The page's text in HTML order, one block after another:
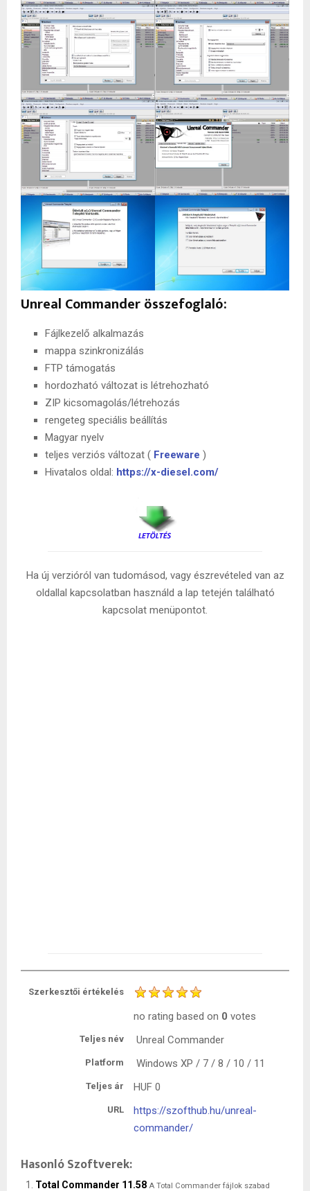
Unreal Commander összefoglaló:
Fájlkezelő alkalmazás
mappa szinkronizálás
FTP támogatás
hordozható változat is létrehozható
ZIP kicsomagolás/létrehozás
rengeteg speciális beállítás
Magyar nyelv
teljes verziós változat ( Freeware )
Hivatalos oldal: https://x-diesel.com/
Ha új verzióról van tudomásod, vagy észrevételed van az
oldallal kapcsolatban használd a lap tetején található
kapcsolat menüpontot.
Szerkesztői értékelés
no rating based on 0 votes
Teljes név Unreal Commander
Platform Windows XP / 7 / 8 / 10 / 11
Teljes ár HUF 0
URL
https://szofthub.hu/unreal-
commander/
Hasonló Szoftverek:
Total Commander 11.58 A Total Commander fájlok szabad